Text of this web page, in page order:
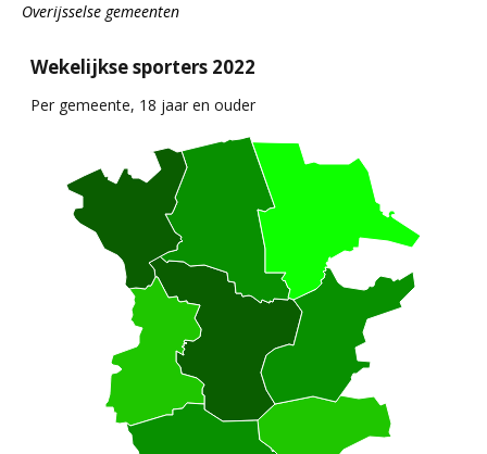
Overijsselse gemeenten